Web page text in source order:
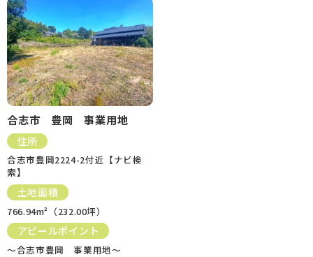
合志市 豊岡 事業用地
住所
合志市豊岡2224-2付近【ナビ検
索】
土地面積
766.94m²（232.00坪）
アピールポイント
～合志市豊岡 事業用地～